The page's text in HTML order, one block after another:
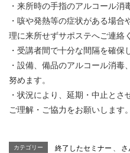
・来所時の手指のアルコール消
・咳や発熱等の症状がある場
理に来所せずサポステへご連絡
・受講者間で十分な間隔を確保
・設備、備品のアルコール消
努めます。
・状況により、延期・中止と
ご理解・ご協力をお願いします。
カテゴリー 終了したセミナー さ